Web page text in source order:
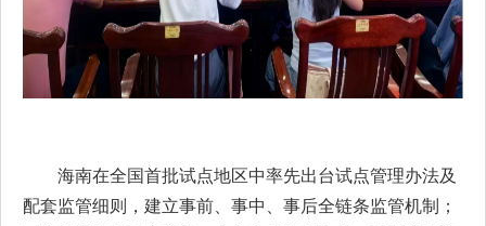
海南在全国首批试点地区中率先出台试点管理办法及
配套监管细则，建立事前、事中、事后全链条监管机制；